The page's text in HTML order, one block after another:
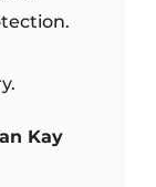
Kay